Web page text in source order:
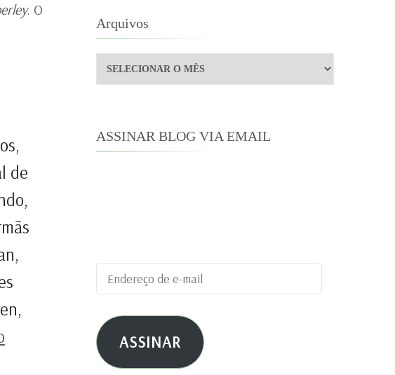
LETRAS
O
de
Arquivos
Arquivos
ASSINAR BLOG VIA EMAIL
Endereço
de
e-
mail ASSINAR